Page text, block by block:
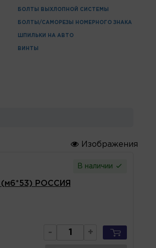
БОЛТЫ ВЫХЛОПНОЙ СИСТЕМЫ
БОЛТЫ/САМОРЕЗЫ НОМЕРНОГО ЗНАКА
ШПИЛЬКИ НА АВТО
ВИНТЫ
Изображения
В наличии
(м6*53) РОССИЯ
- +